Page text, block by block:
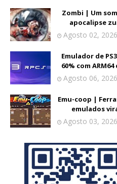
Zombi | Um
apocalipse
Agosto 02, 2026
Emulador de
60% com
Agosto 06, 2026
Emu-coop |
emulados
Agosto 03, 2026